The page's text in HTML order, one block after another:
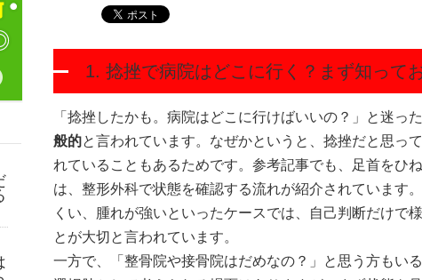
1. 捻挫で病院はどこに行く？まず知って
「捻挫したかも。病院はどこに行けばいいの？」と迷った
般的と言われています。なぜかというと、捻挫だと思っ
れていることもあるためです。参考記事でも、足首をひ
は、整形外科で状態を確認する流れが紹介されています
くい、腫れが強いといったケースでは、自己判断だけで
とが大切と言われています。
一方で、「整骨院や接骨院はだめなの？」と思う方もい